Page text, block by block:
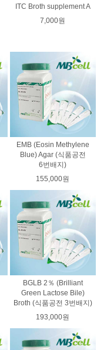
ITC Broth supplement A
7,000원
EMB (Eosin Methylene
Blue) Agar (식품공전
6번배지)
155,000원
BGLB 2％ (Brilliant
Green Lactose Bile)
Broth (식품공전 3번배지)
193,000원